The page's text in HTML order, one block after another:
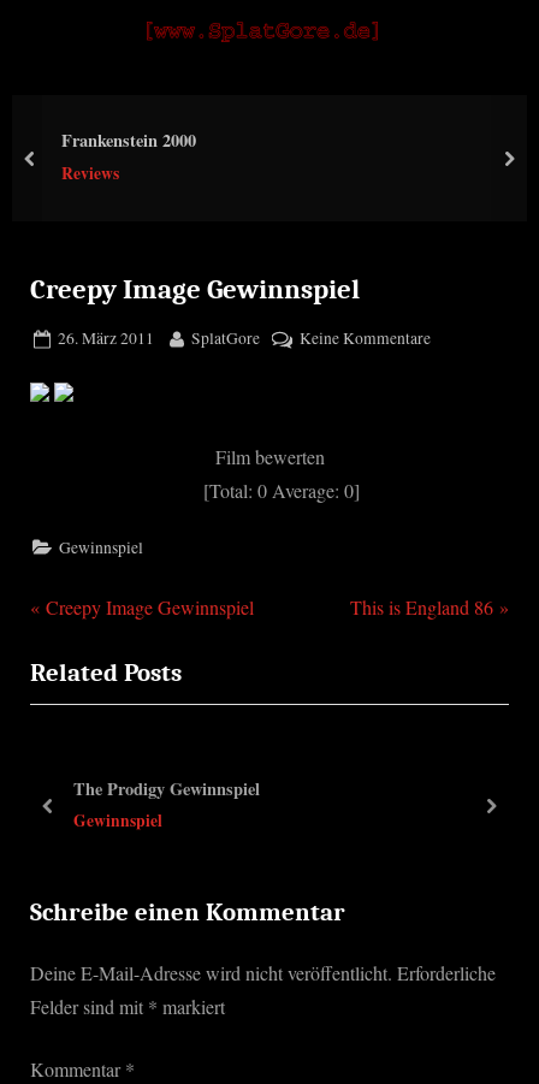
Frankenstein 2000
Reviews
prev
Creepy Image Gewinnspiel
Posted
26. März 2011 By
SplatGore Keine Kommentarezu
Film bewerten
[Total: 0 Average: 0]
Gewinnspiel
Beitragsnavigation
P
e
v
u
o
t
:
Creepy Image Gewinnspiel
N
t
This is England 86
Related Posts
The Prodigy Gewinnspiel
Gewinnspiel
prev next
Schreibe einen Kommentar
Deine E-Mail-Adresse wird nicht veröffentlicht. Erforderliche
Felder sind mit * markiert
Kommentar*